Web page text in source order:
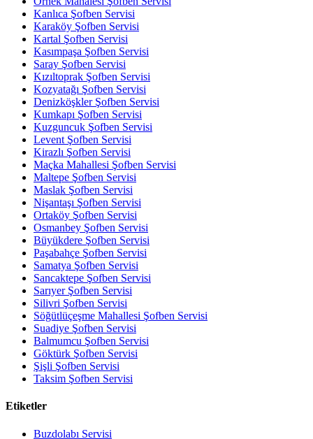
Kanlıca Şofben Servisi
Karaköy Şofben Servisi
Kartal Şofben Servisi
Kasımpaşa Şofben Servisi
Saray Şofben Servisi
Kızıltoprak Şofben Servisi
Kozyatağı Şofben Servisi
Denizköşkler Şofben Servisi
Kumkapı Şofben Servisi
Kuzguncuk Şofben Servisi
Levent Şofben Servisi
Kirazlı Şofben Servisi
Maçka Mahallesi Şofben Servisi
Maltepe Şofben Servisi
Maslak Şofben Servisi
Nişantaşı Şofben Servisi
Ortaköy Şofben Servisi
Osmanbey Şofben Servisi
Büyükdere Şofben Servisi
Paşabahçe Şofben Servisi
Samatya Şofben Servisi
Sancaktepe Şofben Servisi
Sarıyer Şofben Servisi
Silivri Şofben Servisi
Söğütlüçeşme Mahallesi Şofben Servisi
Suadiye Şofben Servisi
Balmumcu Şofben Servisi
Göktürk Şofben Servisi
Şişli Şofben Servisi
Taksim Şofben Servisi
Etiketler
Buzdolabı Servisi